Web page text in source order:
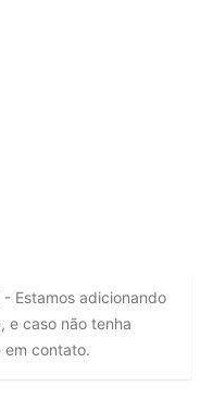
- Estamos adicionando
e caso não tenha
em contato.